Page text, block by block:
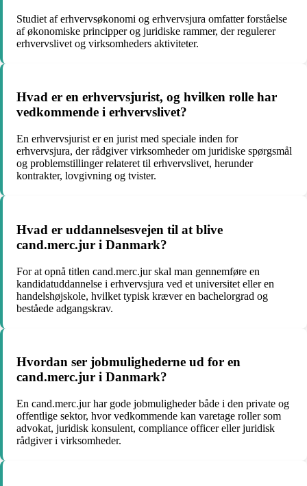
Studiet af erhvervsøkonomi og erhvervsjura omfatter forståelse
af økonomiske principper og juridiske rammer, der regulerer
erhvervslivet og virksomheders aktiviteter.
Hvad er en erhvervsjurist, og hvilken rolle har
vedkommende i erhvervslivet?
En erhvervsjurist er en jurist med speciale inden for
erhvervsjura, der rådgiver virksomheder om juridiske spørgsmål
og problemstillinger relateret til erhvervslivet, herunder
kontrakter, lovgivning og tvister.
Hvad er uddannelsesvejen til at blive
cand.merc.jur i Danmark?
For at opnå titlen cand.merc.jur skal man gennemføre en
kandidatuddannelse i erhvervsjura ved et universitet eller en
handelshøjskole, hvilket typisk kræver en bachelorgrad og
beståede adgangskrav.
Hvordan ser jobmulighederne ud for en
cand.merc.jur i Danmark?
En cand.merc.jur har gode jobmuligheder både i den private og
offentlige sektor, hvor vedkommende kan varetage roller som
advokat, juridisk konsulent, compliance officer eller juridisk
rådgiver i virksomheder.